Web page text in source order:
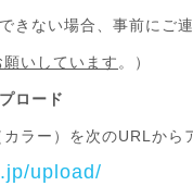
きない場合、事前にご
いしています 。）
ロード
ラー）を次のURLから
upload/